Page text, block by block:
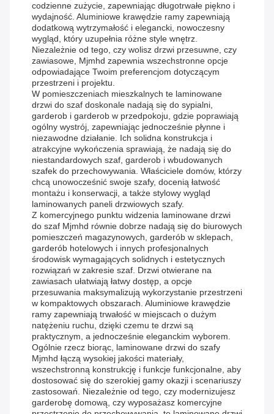
codzienne zużycie, zapewniając długotrwałe piękno i
wydajność. Aluminiowe krawędzie ramy zapewniają
dodatkową wytrzymałość i elegancki, nowoczesny
wygląd, który uzupełnia różne style wnętrz.
Niezależnie od tego, czy wolisz drzwi przesuwne, czy
zawiasowe, Mjmhd zapewnia wszechstronne opcje
odpowiadające Twoim preferencjom dotyczącym
przestrzeni i projektu.
W pomieszczeniach mieszkalnych te laminowane
drzwi do szaf doskonale nadają się do sypialni,
garderob i garderob w przedpokoju, gdzie poprawiają
ogólny wystrój, zapewniając jednocześnie płynne i
niezawodne działanie. Ich solidna konstrukcja i
atrakcyjne wykończenia sprawiają, że nadają się do
niestandardowych szaf, garderob i wbudowanych
szafek do przechowywania. Właściciele domów, którzy
chcą unowocześnić swoje szafy, docenią łatwość
montażu i konserwacji, a także stylowy wygląd
laminowanych paneli drzwiowych szafy.
Z komercyjnego punktu widzenia laminowane drzwi
do szaf Mjmhd równie dobrze nadają się do biurowych
pomieszczeń magazynowych, garderób w sklepach,
garderób hotelowych i innych profesjonalnych
środowisk wymagających solidnych i estetycznych
rozwiązań w zakresie szaf. Drzwi otwierane na
zawiasach ułatwiają łatwy dostęp, a opcje
przesuwania maksymalizują wykorzystanie przestrzeni
w kompaktowych obszarach. Aluminiowe krawędzie
ramy zapewniają trwałość w miejscach o dużym
natężeniu ruchu, dzięki czemu te drzwi są
praktycznym, a jednocześnie eleganckim wyborem.
Ogólnie rzecz biorąc, laminowane drzwi do szafy
Mjmhd łączą wysokiej jakości materiały,
wszechstronną konstrukcję i funkcje funkcjonalne, aby
dostosować się do szerokiej gamy okazji i scenariuszy
zastosowań. Niezależnie od tego, czy modernizujesz
garderobę domową, czy wyposażasz komercyjne